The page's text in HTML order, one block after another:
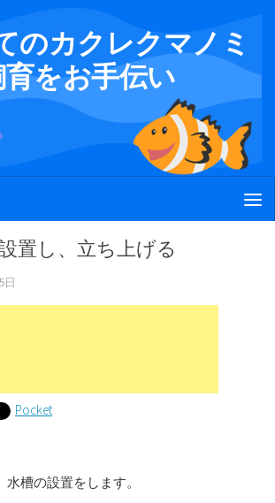
のカクレクマノミ
をお手伝い
置し、立ち上げる
日
Pocket
槽の設置をします。